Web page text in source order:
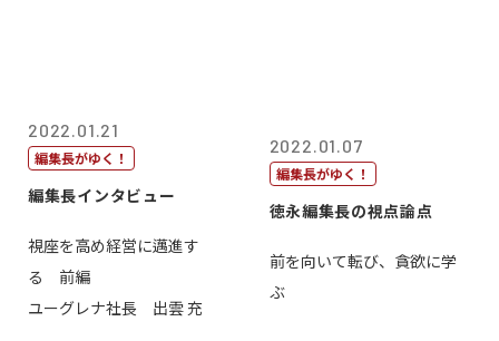
2022.01.21
編集長がゆく！
編集長インタビュー
視座を高め経営に邁進す
る 前編
ユーグレナ社長 出雲 充
2022.01.07
編集長がゆく！
徳永編集長の視点論点
前を向いて転び、貪欲に学
ぶ